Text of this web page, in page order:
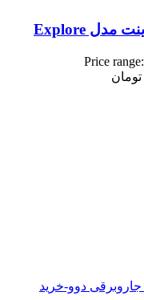
Price range: